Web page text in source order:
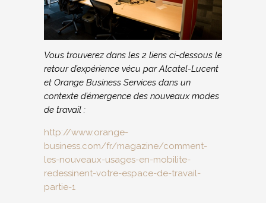
Vous trouverez dans les 2 liens ci-dessous le
retour d’expérience vécu par Alcatel-Lucent
et Orange Business Services dans un
contexte d’émergence des nouveaux modes
de travail :
http://www.orange-
business.com/fr/magazine/comment-
les-nouveaux-usages-en-mobilite-
redessinent-votre-espace-de-travail-
partie-1